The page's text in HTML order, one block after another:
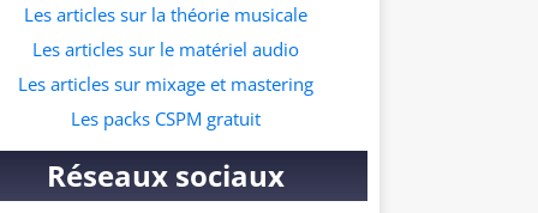
Les articles sur la théorie musicale
Les articles sur le matériel audio
Les articles sur mixage et mastering
Les packs CSPM gratuit
Réseaux sociaux